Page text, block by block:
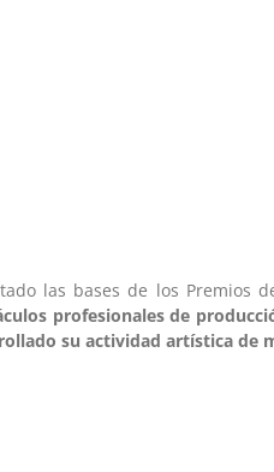
las bases de los Premios
profesionales de
su actividad artística de